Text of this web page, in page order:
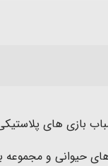
بازی های
حیوانی و مجموعه